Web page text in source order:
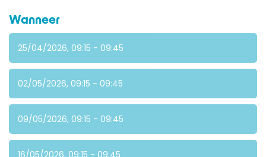
Wanneer
25/04/2026, 09:15 - 09:45
02/05/2026, 09:15 - 09:45
09/05/2026, 09:15 - 09:45
16/05/2026, 09:15 - 09:45